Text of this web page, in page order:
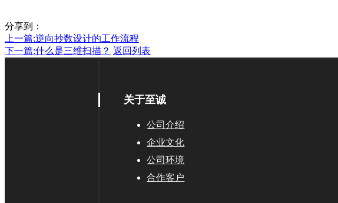
分享到：
上一篇:逆向抄数设计的工作流程
下一篇:什么是三维扫描？ 返回列表
关于至诚
公司介绍
企业文化
公司环境
合作客户